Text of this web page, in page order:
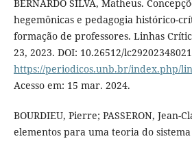
BERNARDO SILVA, Matheus.
hegemônicas e pedagogia histórico-
formação de professores. Linhas
23, 2023. DOI: 10.26512/
https://periodicos.unb.br/index.php/
Acesso em: 15 mar. 2024.
BOURDIEU, Pierre; PASSERON, Jean-
elementos para uma teoria do